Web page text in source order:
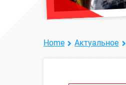
Home Актуальное